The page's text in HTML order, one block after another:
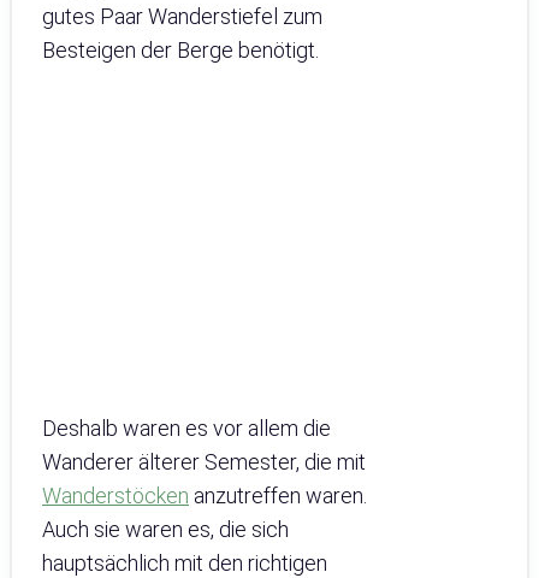
gutes Paar Wanderstiefel zum
Besteigen der Berge benötigt.
Deshalb waren es vor allem die
Wanderer älterer Semester, die mit
Wanderstöcken anzutreffen waren.
Auch sie waren es, die sich
hauptsächlich mit den richtigen